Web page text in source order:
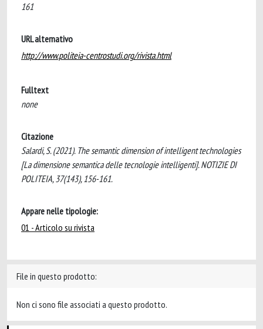
161
URL alternativo
http://www.politeia-centrostudi.org/rivista.html
Fulltext
none
Citazione
Salardi, S. (2021). The semantic dimension of intelligent technologies
[La dimensione semantica delle tecnologie intelligenti]. NOTIZIE DI
POLITEIA, 37(143), 156-161.
Appare nelle tipologie:
01 - Articolo su rivista
File in questo prodotto:
Non ci sono file associati a questo prodotto.